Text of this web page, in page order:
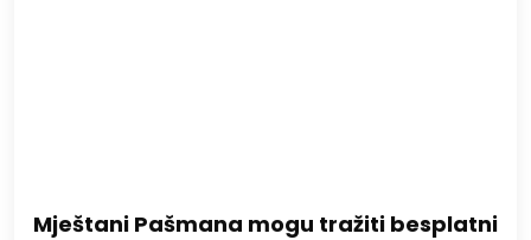
Mještani Pašmana mogu tražiti besplatni